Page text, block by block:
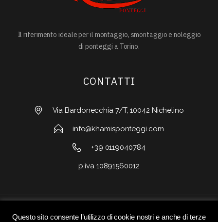
Il riferimento ideale per il montaggio, smontaggio e noleggio
di ponteggi a Torino.
CONTATTI
Via Bardonecchia 7/T, 10042 Nichelino
info@khamisponteggi.com
+39 0119040784
p.iva 10891560012
Questo sito consente l’utilizzo di cookie nostri e anche di terze